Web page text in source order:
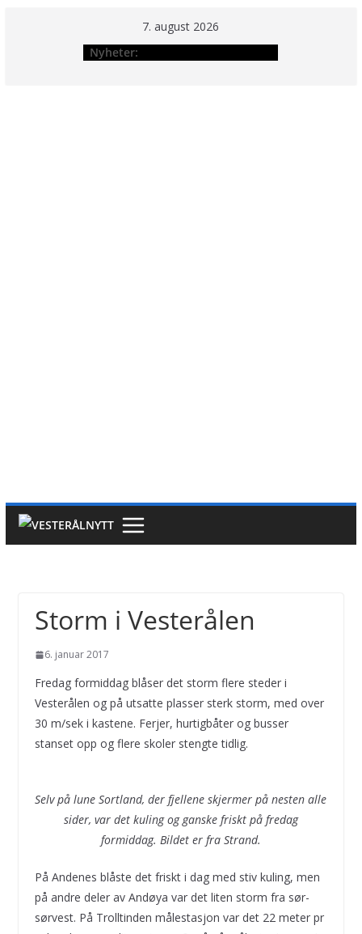
7. august 2026
Nyheter:
Storm i Vesterålen
6. januar 2017
Fredag formiddag blåser det storm flere steder i
Vesterålen og på utsatte plasser sterk storm, med over
30 m/sek i kastene. Ferjer, hurtigbåter og busser
stanset opp og flere skoler stengte tidlig.
Selv på lune Sortland, der fjellene skjermer på nesten alle
sider, var det kuling og ganske friskt på fredag
formiddag. Bildet er fra Strand.
På Andenes blåste det friskt i dag med stiv kuling, men
på andre deler av Andøya var det liten storm fra sør-
sørvest. På Trolltinden målestasjon var det 22 meter pr